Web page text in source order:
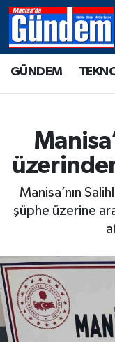
GÜNDEM
Manisa’nın
şüphe üzerine
Manisa Hava
Tüm
Son Dakika